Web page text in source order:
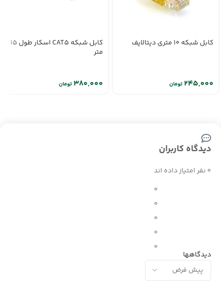
کابل شبکه 10 متری دیتالایف
تومان
کابل شبکه CAT5 اسکار طول 15
متر
تومان
دیدگاه کاربران
0 نفر امتیاز داده اند
0
0
0
0
0
دیدگاهها